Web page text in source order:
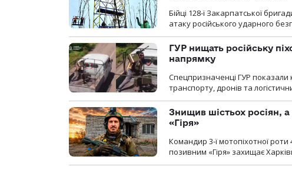
Бійці 128-ї Закарпатської
атаку російського ударного
ГУР нищать російську
напрямку
Спецпризначенці ГУР показали
транспорту, дронів та
Знищив шістьох росіян,
«Гіря»
Командир 3-ї мотопіхотної роти
позивним «Гіря» захищає